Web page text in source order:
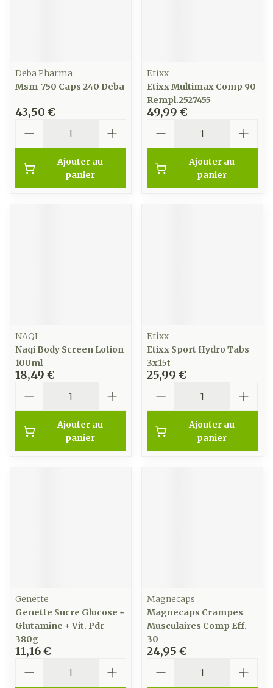
Deba Pharma
Msm-750 Caps 240 Deba
43,50 €
Ajouter au
panier
Etixx
Etixx Multimax Comp 90
Rempl.2527455
49,99 €
Ajouter au
panier
NAQI
Naqi Body Screen Lotion
100ml
18,49 €
Ajouter au
panier
Etixx
Etixx Sport Hydro Tabs
3x15t
25,99 €
Ajouter au
panier
Genette
Genette Sucre Glucose +
Glutamine + Vit. Pdr
380g
11,16 €
Magnecaps
Magnecaps Crampes
Musculaires Comp Eff.
30
24,95 €